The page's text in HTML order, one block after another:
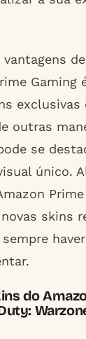
Gaming
exclusivas
outras
se
único.
Prime
skins
do